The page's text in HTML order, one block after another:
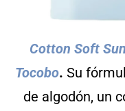
Cotton Soft
Tocobo. Su
de algodón, un